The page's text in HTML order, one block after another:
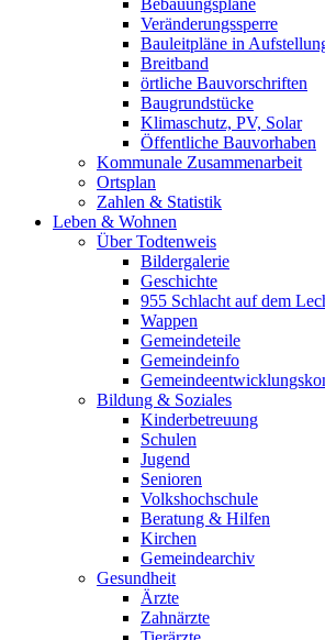
Bebauungspläne
Veränderungssperre
Bauleitpläne in
Breitband
örtliche Bauvorschriften
Baugrundstücke
Klimaschutz, PV, Solar
Öffentliche Bauvorhaben
Kommunale Zusammenarbeit
Ortsplan
Zahlen & Statistik
Leben & Wohnen
Über Todtenweis
Bildergalerie
Geschichte
955 Schlacht auf dem
Wappen
Gemeindeteile
Gemeindeinfo
Bildung & Soziales
Kinderbetreuung
Schulen
Jugend
Senioren
Volkshochschule
Beratung & Hilfen
Kirchen
Gemeindearchiv
Gesundheit
Ärzte
Zahnärzte